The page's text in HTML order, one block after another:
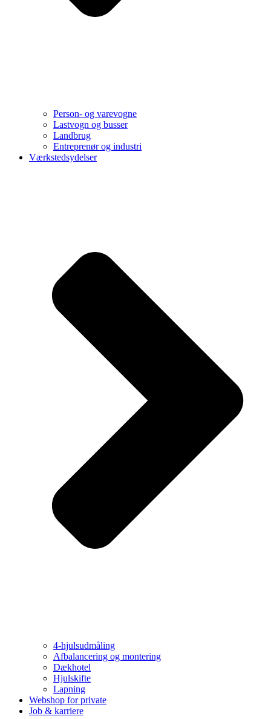
Person- og varevogne
Lastvogn og busser
Landbrug
Entreprenør og industri
Værkstedsydelser
4-hjulsudmåling
Afbalancering og montering
Dækhotel
Hjulskifte
Lapning
Webshop for private
Job & karriere